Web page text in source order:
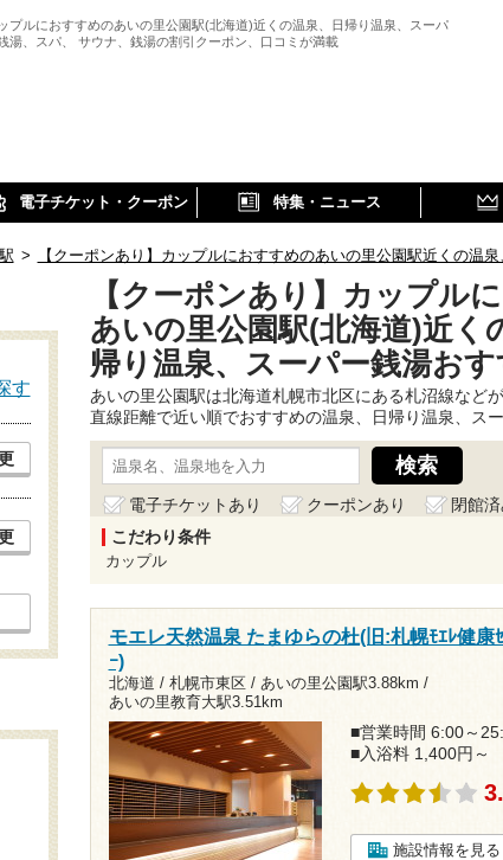
プルにおすすめのあいの里公園駅(北海道)近くの温泉、日帰り温泉、スーパ
湯、スパ、 サウナ、銭湯の割引クーポン、口コミが満載
電子チケット・クーポン 特集・ニュース
> 【クーポンあり】カップルにおすすめのあいの里公園駅近くの温
【クーポンあり】カップル
あいの里公園駅(北海道)近く
帰り温泉、スーパー銭湯お
あいの里公園駅は北海道札幌市北区にある札沼線など
直線距離で近い順でおすすめの温泉、日帰り温泉、ス
電子チケットあり クーポンあり
閉館
こだわり条件
カップル
モエレ天然温泉 たまゆらの杜(旧:札幌ﾓｴﾚ健康
ｰ)
北海道 / 札幌市東区 / あいの里公園駅3.88km /
あいの里教育大駅3.51km
■営業時間 6:00～
■入浴料 1,400円～
施設情報を見る
す